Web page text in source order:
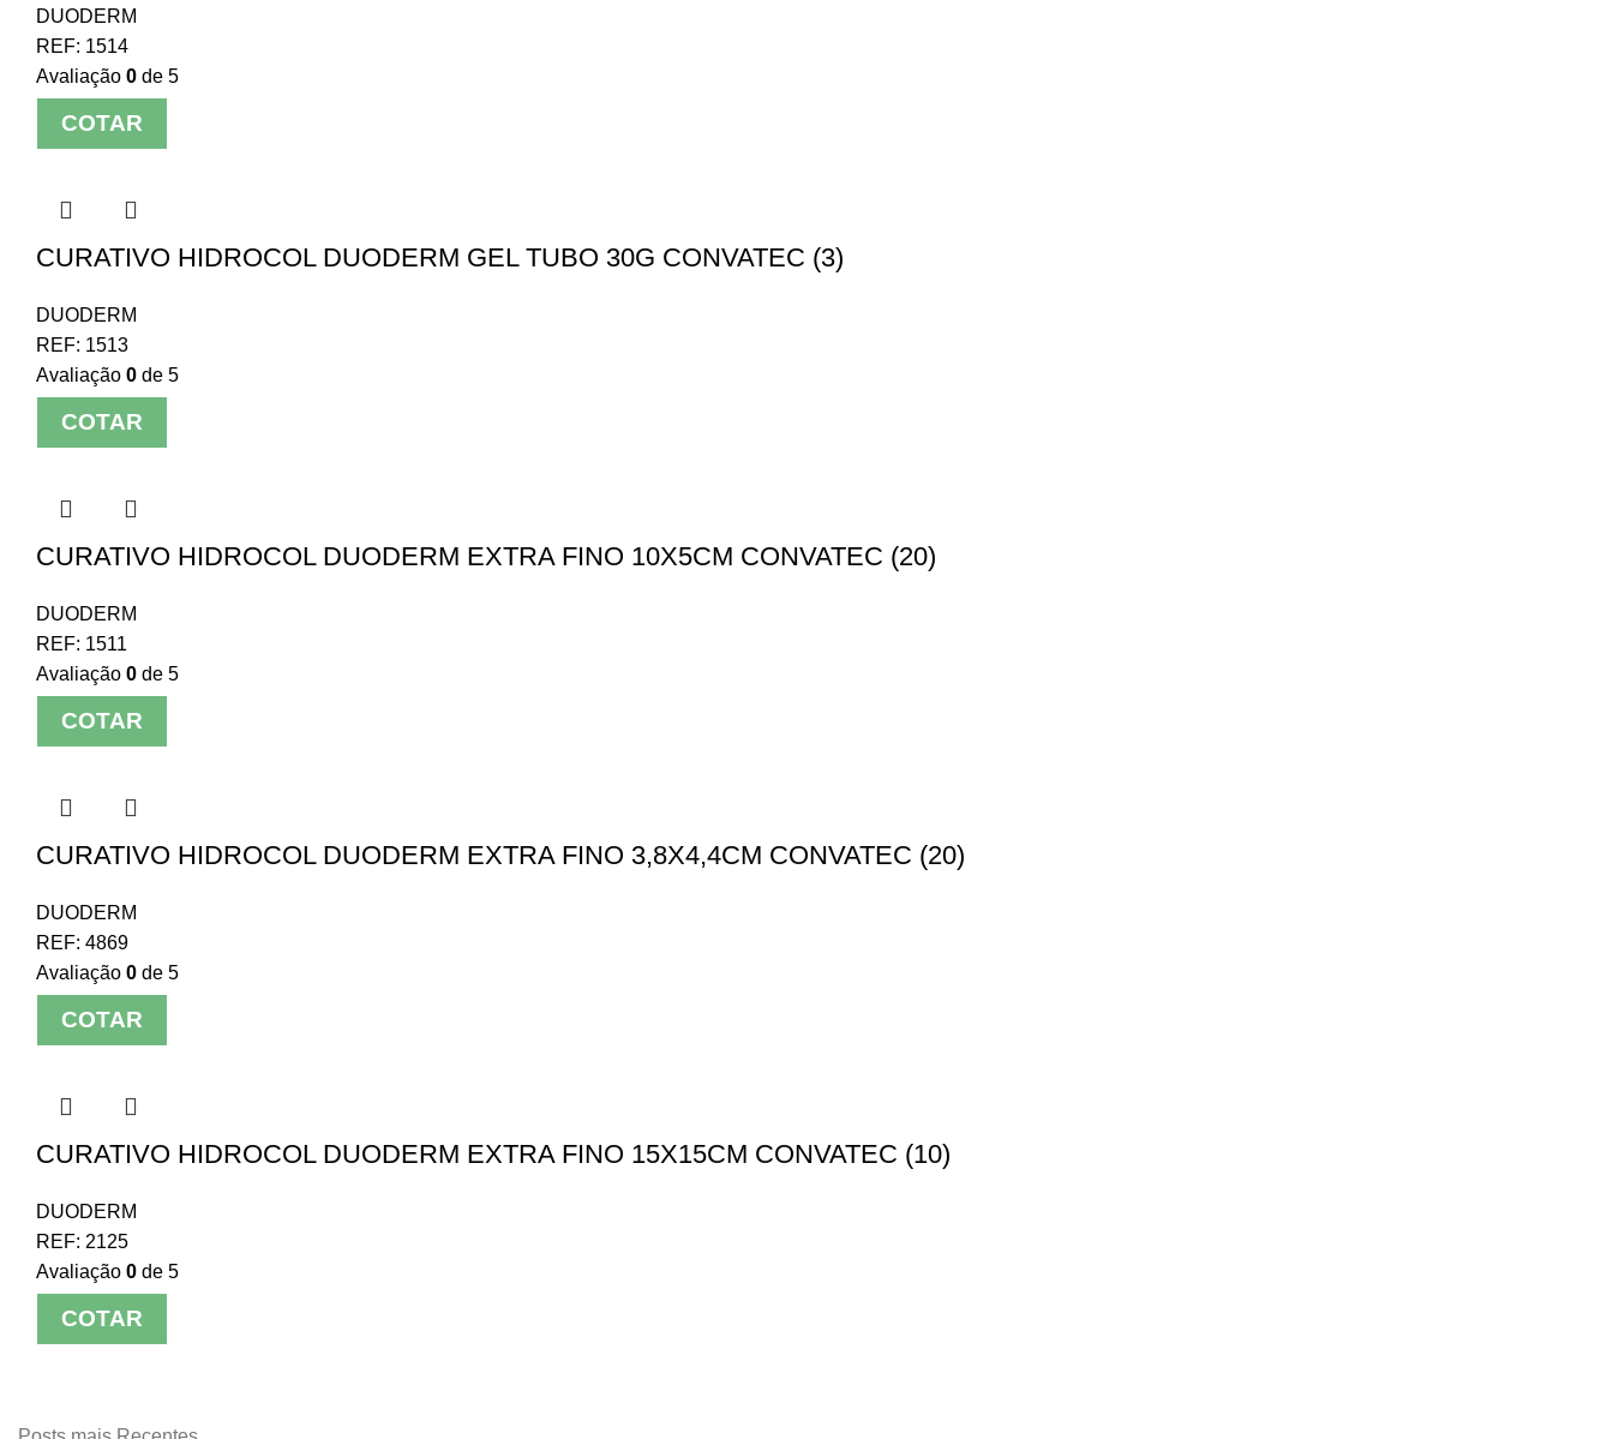
DUODERM
REF: 1514
Avaliação 0 de 5
COTAR
CURATIVO HIDROCOL DUODERM GEL TUBO 30G CONVATEC (3)
DUODERM
REF: 1513
Avaliação 0 de 5
COTAR
CURATIVO HIDROCOL DUODERM EXTRA FINO 10X5CM CONVATEC (20)
DUODERM
REF: 1511
Avaliação 0 de 5
COTAR
CURATIVO HIDROCOL DUODERM EXTRA FINO 3,8X4,4CM CONVATEC (20)
DUODERM
REF: 4869
Avaliação 0 de 5
COTAR
CURATIVO HIDROCOL DUODERM EXTRA FINO 15X15CM CONVATEC (10)
DUODERM
REF: 2125
Avaliação 0 de 5
COTAR